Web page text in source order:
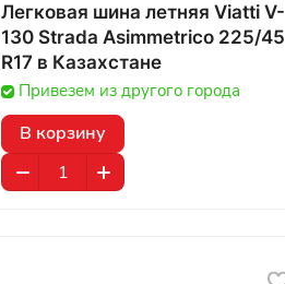
Легковая шина летняя Viatti V-
130 Strada Asimmetrico 225/45
R17 в Казахстане
Привезем из другого города
В корзину